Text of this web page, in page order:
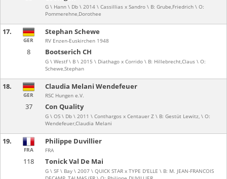
G \ Hann \ Db \ 2014 \ Cassillias x Sandro \ B: Grube,Friedrich \ O:
Pommerehne,Dorothee
17.
8 Bootserich CH
G \ Westf \ B \ 2015 \ Diathago x Corrido \ B: Hillebrecht,Claus \ O:
Schewe,Stephan
GER
Stephan Schewe
RV Enzen-Euskirchen 1948
18.
37 Con Quality
G \ OS \ Db \ 2011 \ Conthargos x Centauer Z \ B: Gestüt Lewitz, \ O:
Wendefeuer,Claudia Melani
GER
Claudia Melani Wendefeuer
RSC Hungen e.V.
19.
118 Tonick Val De Mai
G \ SF \ Bay \ 2007 \ QUICK STAR x TYPE D'ELLE \ B: M. JEAN-FRANCOIS
FRA
Philippe Duvillier
FRA